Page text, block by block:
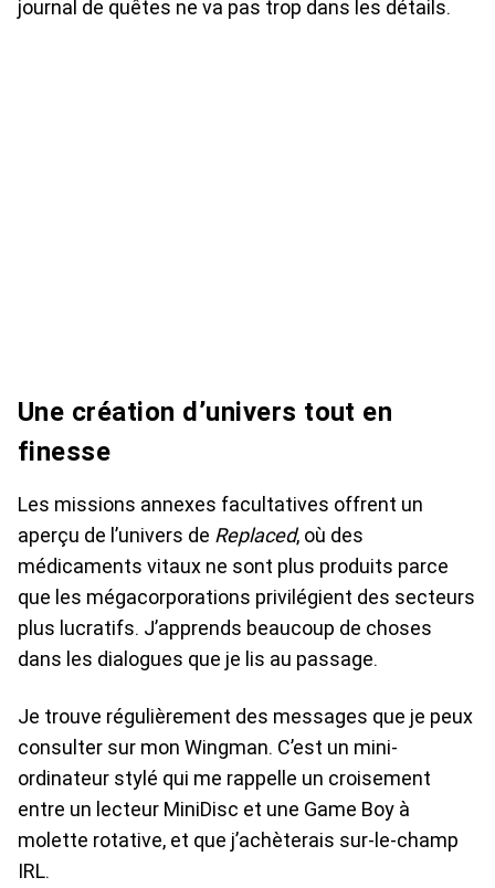
journal de quêtes ne va pas trop dans les détails.
Une création d’univers tout en
finesse
Les missions annexes facultatives offrent un
aperçu de l’univers de Replaced, où des
médicaments vitaux ne sont plus produits parce
que les mégacorporations privilégient des secteurs
plus lucratifs. J’apprends beaucoup de choses
dans les dialogues que je lis au passage.
Je trouve régulièrement des messages que je peux
consulter sur mon Wingman. C’est un mini-
ordinateur stylé qui me rappelle un croisement
entre un lecteur MiniDisc et une Game Boy à
molette rotative, et que j’achèterais sur-le-champ
IRL.